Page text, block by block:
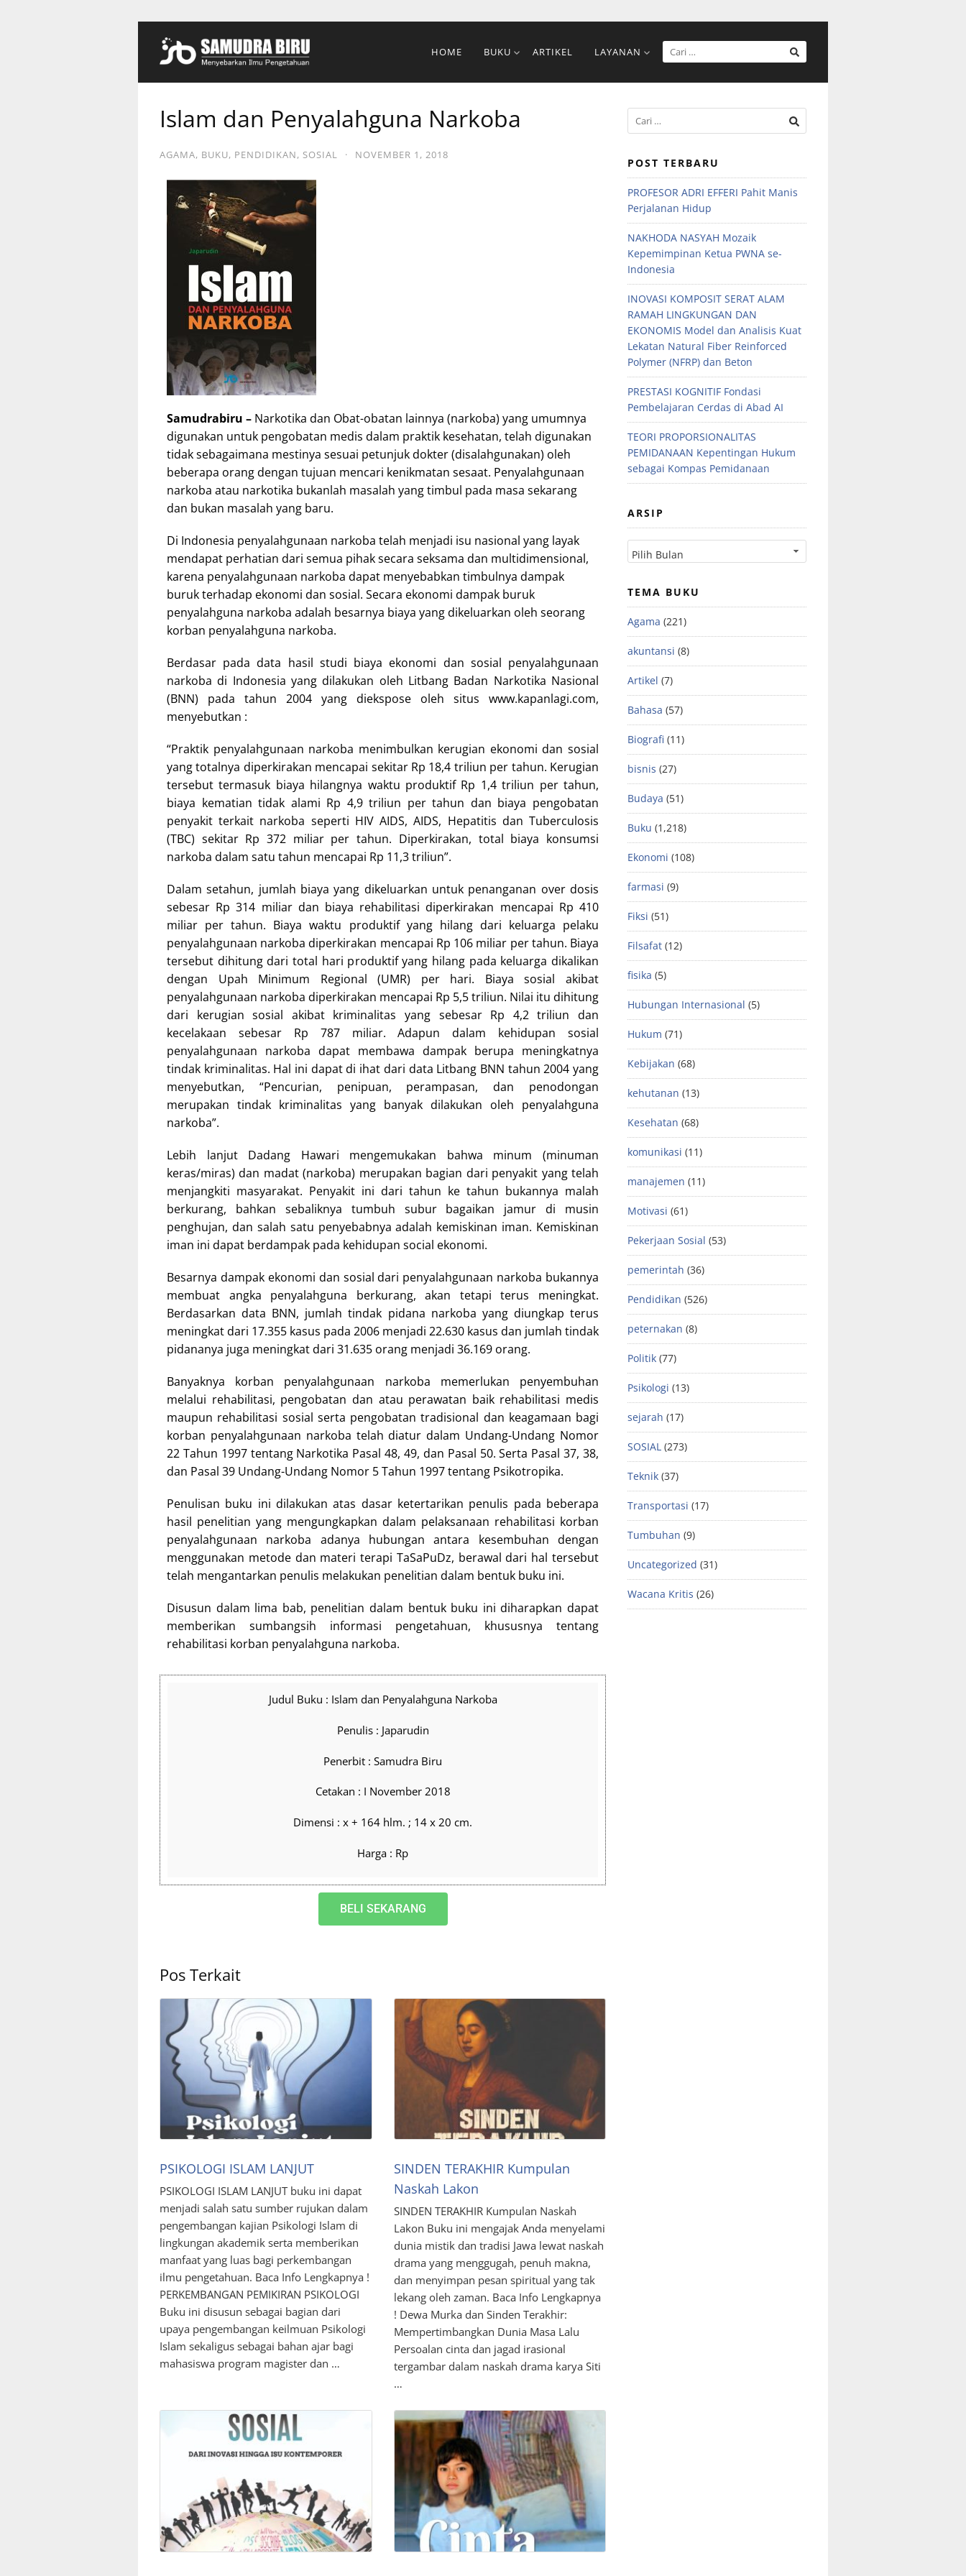
HOME BUKU ARTIKEL LAYANAN
Islam dan Penyalahguna Narkoba
AGAMA, BUKU, PENDIDIKAN, SOSIAL · NOVEMBER 1, 2018
Samudrabiru – Narkotika dan Obat-obatan lainnya (narkoba) yang umumnya
digunakan untuk pengobatan medis dalam praktik kesehatan, telah digunakan
tidak sebagaimana mestinya sesuai petunjuk dokter (disalahgunakan) oleh
beberapa orang dengan tujuan mencari kenikmatan sesaat. Penyalahgunaan
narkoba atau narkotika bukanlah masalah yang timbul pada masa sekarang
dan bukan masalah yang baru.
Di Indonesia penyalahgunaan narkoba telah menjadi isu nasional yang layak
mendapat perhatian dari semua pihak secara seksama dan multidimensional,
karena penyalahgunaan narkoba dapat menyebabkan timbulnya dampak
buruk terhadap ekonomi dan sosial. Secara ekonomi dampak buruk
penyalahguna narkoba adalah besarnya biaya yang dikeluarkan oleh seorang
korban penyalahguna narkoba.
Berdasar pada data hasil studi biaya ekonomi dan sosial penyalahgunaan
narkoba di Indonesia yang dilakukan oleh Litbang Badan Narkotika Nasional
(BNN) pada tahun 2004 yang diekspose oleh situs www.kapanlagi.com,
menyebutkan :
“Praktik penyalahgunaan narkoba menimbulkan kerugian ekonomi dan sosial
yang totalnya diperkirakan mencapai sekitar Rp 18,4 triliun per tahun. Kerugian
tersebut termasuk biaya hilangnya waktu produktif Rp 1,4 triliun per tahun,
biaya kematian tidak alami Rp 4,9 triliun per tahun dan biaya pengobatan
penyakit terkait narkoba seperti HIV AIDS, AIDS, Hepatitis dan Tuberculosis
(TBC) sekitar Rp 372 miliar per tahun. Diperkirakan, total biaya konsumsi
narkoba dalam satu tahun mencapai Rp 11,3 triliun”.
Dalam setahun, jumlah biaya yang dikeluarkan untuk penanganan over dosis
sebesar Rp 314 miliar dan biaya rehabilitasi diperkirakan mencapai Rp 410
miliar per tahun. Biaya waktu produktif yang hilang dari keluarga pelaku
penyalahgunaan narkoba diperkirakan mencapai Rp 106 miliar per tahun. Biaya
tersebut dihitung dari total hari produktif yang hilang pada keluarga dikalikan
dengan Upah Minimum Regional (UMR) per hari. Biaya sosial akibat
penyalahgunaan narkoba diperkirakan mencapai Rp 5,5 triliun. Nilai itu dihitung
dari kerugian sosial akibat kriminalitas yang sebesar Rp 4,2 triliun dan
kecelakaan sebesar Rp 787 miliar. Adapun dalam kehidupan sosial
penyalahgunaan narkoba dapat membawa dampak berupa meningkatnya
tindak kriminalitas. Hal ini dapat di ihat dari data Litbang BNN tahun 2004 yang
menyebutkan, “Pencurian, penipuan, perampasan, dan penodongan
merupakan tindak kriminalitas yang banyak dilakukan oleh penyalahguna
narkoba”.
Lebih lanjut Dadang Hawari mengemukakan bahwa minum (minuman
keras/miras) dan madat (narkoba) merupakan bagian dari penyakit yang telah
menjangkiti masyarakat. Penyakit ini dari tahun ke tahun bukannya malah
berkurang, bahkan sebaliknya tumbuh subur bagaikan jamur di musin
penghujan, dan salah satu penyebabnya adalah kemiskinan iman. Kemiskinan
iman ini dapat berdampak pada kehidupan social ekonomi.
Besarnya dampak ekonomi dan sosial dari penyalahgunaan narkoba bukannya
membuat angka penyalahguna berkurang, akan tetapi terus meningkat.
Berdasarkan data BNN, jumlah tindak pidana narkoba yang diungkap terus
meningkat dari 17.355 kasus pada 2006 menjadi 22.630 kasus dan jumlah tindak
pidananya juga meningkat dari 31.635 orang menjadi 36.169 orang.
Banyaknya korban penyalahgunaan narkoba memerlukan penyembuhan
melalui rehabilitasi, pengobatan dan atau perawatan baik rehabilitasi medis
maupun rehabilitasi sosial serta pengobatan tradisional dan keagamaan bagi
korban penyalahgunaan narkoba telah diatur dalam Undang-Undang Nomor
22 Tahun 1997 tentang Narkotika Pasal 48, 49, dan Pasal 50. Serta Pasal 37, 38,
dan Pasal 39 Undang-Undang Nomor 5 Tahun 1997 tentang Psikotropika.
Penulisan buku ini dilakukan atas dasar ketertarikan penulis pada beberapa
hasil penelitian yang mengungkapkan dalam pelaksanaan rehabilitasi korban
penyalahgunaan narkoba adanya hubungan antara kesembuhan dengan
menggunakan metode dan materi terapi TaSaPuDz, berawal dari hal tersebut
telah mengantarkan penulis melakukan penelitian dalam bentuk buku ini.
Disusun dalam lima bab, penelitian dalam bentuk buku ini diharapkan dapat
memberikan sumbangsih informasi pengetahuan, khususnya tentang
rehabilitasi korban penyalahguna narkoba.
Judul Buku : Islam dan Penyalahguna Narkoba
Penulis : Japarudin
Penerbit : Samudra Biru
Cetakan : I November 2018
Dimensi : x + 164 hlm. ; 14 x 20 cm.
Harga : Rp
BELI SEKARANG
Pos Terkait
PSIKOLOGI ISLAM LANJUT
PSIKOLOGI ISLAM LANJUT buku ini dapat
menjadi salah satu sumber rujukan dalam
pengembangan kajian Psikologi Islam di
lingkungan akademik serta memberikan
manfaat yang luas bagi perkembangan
ilmu pengetahuan. Baca Info Lengkapnya !
PERKEMBANGAN PEMIKIRAN PSIKOLOGI
Buku ini disusun sebagai bagian dari
upaya pengembangan keilmuan Psikologi
Islam sekaligus sebagai bahan ajar bagi
mahasiswa program magister dan …
SINDEN TERAKHIR Kumpulan
Naskah Lakon
SINDEN TERAKHIR Kumpulan Naskah
Lakon Buku ini mengajak Anda menyelami
dunia mistik dan tradisi Jawa lewat naskah
drama yang menggugah, penuh makna,
dan menyimpan pesan spiritual yang tak
lekang oleh zaman. Baca Info Lengkapnya
! Dewa Murka dan Sinden Terakhir:
Mempertimbangkan Dunia Masa Lalu
Persoalan cinta dan jagad irasional
tergambar dalam naskah drama karya Siti
…
POST TERBARU
PROFESOR ADRI EFFERI Pahit Manis
Perjalanan Hidup
NAKHODA NASYAH Mozaik
Kepemimpinan Ketua PWNA se-
Indonesia
INOVASI KOMPOSIT SERAT ALAM
RAMAH LINGKUNGAN DAN
EKONOMIS Model dan Analisis Kuat
Lekatan Natural Fiber Reinforced
Polymer (NFRP) dan Beton
PRESTASI KOGNITIF Fondasi
Pembelajaran Cerdas di Abad AI
TEORI PROPORSIONALITAS
PEMIDANAAN Kepentingan Hukum
sebagai Kompas Pemidanaan
ARSIP
TEMA BUKU
Agama (221)
akuntansi (8)
Artikel (7)
Bahasa (57)
Biografi (11)
bisnis (27)
Budaya (51)
Buku (1,218)
Ekonomi (108)
farmasi (9)
Fiksi (51)
Filsafat (12)
fisika (5)
Hubungan Internasional (5)
Hukum (71)
Kebijakan (68)
kehutanan (13)
Kesehatan (68)
komunikasi (11)
manajemen (11)
Motivasi (61)
Pekerjaan Sosial (53)
pemerintah (36)
Pendidikan (526)
peternakan (8)
Politik (77)
Psikologi (13)
sejarah (17)
SOSIAL (273)
Teknik (37)
Transportasi (17)
Tumbuhan (9)
Uncategorized (31)
Wacana Kritis (26)